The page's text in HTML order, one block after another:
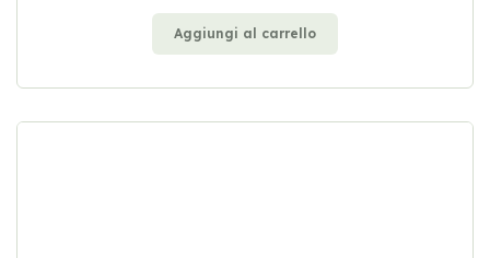
Aggiungi al carrello